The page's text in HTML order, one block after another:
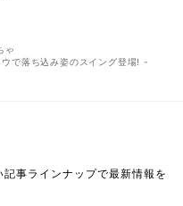
ゃ
で落ち込み姿のスイング登場! -
事ラインナップで最新情報を